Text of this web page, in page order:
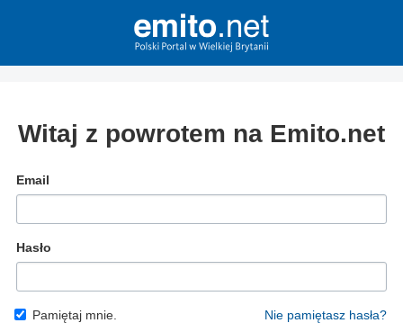
Witaj z powrotem na Emito.net
Email
Hasło
Pamiętaj mnie. Nie pamiętasz hasła?